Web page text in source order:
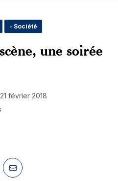
- Société
une soirée
21 février 2018